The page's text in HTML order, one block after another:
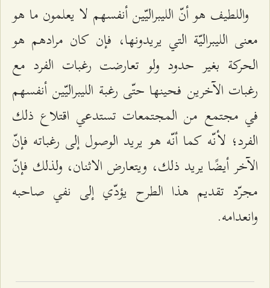
واللطيف هو أنّ الليبراليّين أنفسهم لا يعلمون ما هو
معنى الليبراليّة التي يريدونها، فإن كان مرادهم هو
الحركة بغير حدود ولو تعارضت رغبات الفرد مع
رغبات الآخرين فحينها حتّى رغبة الليبراليّين أنفسهم
في مجتمع من المجتمعات تستدعي اقتلاع ذلك
الفرد؛ لأنّه كما أنّه هو يريد الوصول إلى رغباته فإنّ
الآخر أيضًا يريد ذلك، ويتعارض الاثنان، ولذلك فإنّ
مجرّد تقديم هذا الطرح يؤدّي إلى نفي صاحبه
وانعدامه.